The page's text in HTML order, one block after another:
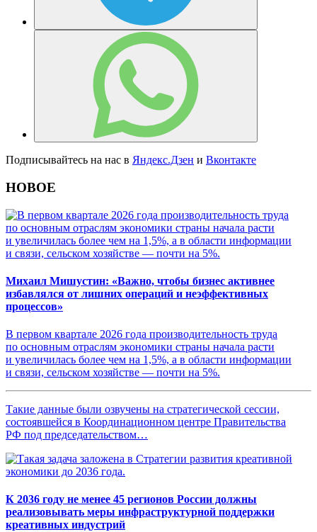
Подписывайтесь на нас в Яндекс.Дзен и Вконтакте
НОВОЕ
Михаил Мишустин: «Важно, чтобы бизнес активнее
избавлялся от лишних операций и неэффективных
процессов»
В первом квартале 2026 года производительность труда
по основным отраслям экономики страны начала расти
и увеличилась более чем на 1,5%, а в области информации
и связи, сельском хозяйстве — почти на 5%.
Такие данные были озвучены на стратегической сессии,
состоявшейся в Координационном центре Правительства
РФ под председательством…
К 2036 году не менее 45 регионов России должны
реализовывать меры инфраструктурной поддержки
креативных индустрий